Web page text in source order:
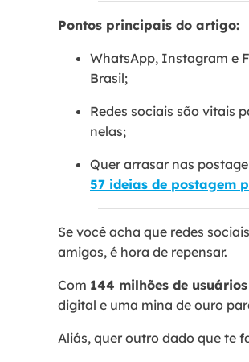
Pontos principais do artigo:
WhatsApp, Instagram e
Brasil;
Redes sociais são vitais
nelas;
Quer arrasar nas
57 ideias de postagem
Se você acha que redes
amigos, é hora de repensar.
Com 144 milhões de
digital e uma mina de ouro
Aliás, quer outro dado que te